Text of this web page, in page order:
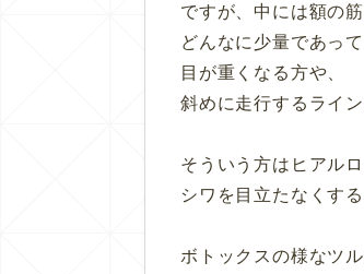
ですが、中には額の
どんなに少量であっ
目が重くなる方や、
斜めに走行するライ
そういう方はヒアル
シワを目立たなくす
ボトックスの様なツ